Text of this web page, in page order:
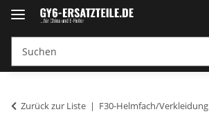
Zurück zur Liste F30-Helmfach/Verkleidung